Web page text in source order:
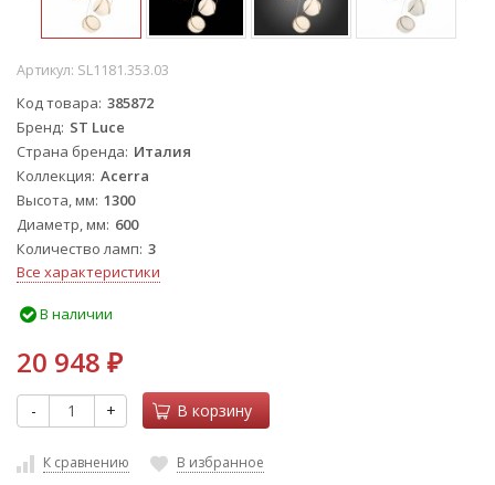
Артикул: SL1181.353.03
Код товара 385872
Бренд ST Luce
Страна бренда Италия
Коллекция Acerra
Высота, мм 1300
Диаметр, мм 600
Количество ламп 3
Все характеристики
В наличии
20 948 ₽
- + В корзину
К сравнению В избранное